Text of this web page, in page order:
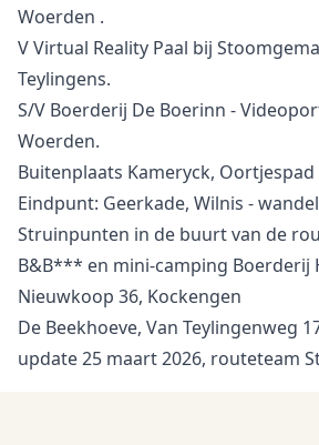
Woerden .
V Virtual Reality Paal bij
Teylingens.
S/V Boerderij De Boerinn -
Woerden.
Buitenplaats Kameryck, Oortjespad
Eindpunt: Geerkade, Wilnis -
Struinpunten in de buurt van de
B&B*** en mini-camping Boerderij
Nieuwkoop 36, Kockengen
De Beekhoeve, Van Teylingenweg
update 25 maart 2026, routeteam